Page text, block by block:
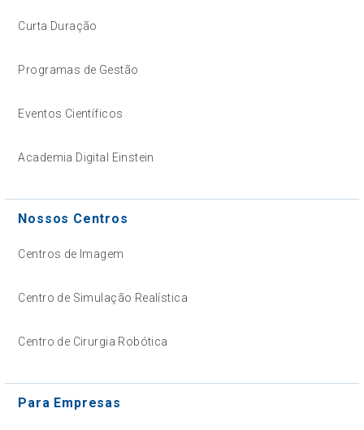
Curta Duração
Programas de Gestão
Eventos Científicos
Academia Digital Einstein
Nossos Centros
Centros de Imagem
Centro de Simulação Realística
Centro de Cirurgia Robótica
Para Empresas